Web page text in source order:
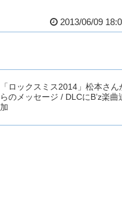
2013/06/09
「ロックスミス2014」松本さん
らのメッセージ / DLCにB’z楽曲
加